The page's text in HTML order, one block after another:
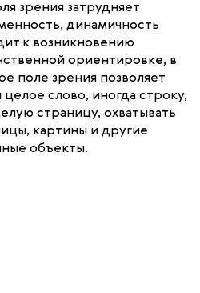
зрения затрудняет
динамичность
к возникновению
ориентировке, в
поле зрения позволяет
целое слово, иногда строку,
страницу, охватывать
картины и другие
объекты.